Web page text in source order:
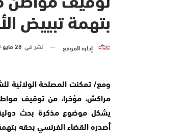
بتهمة تبييض
إدارة الموقع نشر في 28 مايو 2018 الساعة 7 و 50 دقيقة
ومع/ تمكنت المصلحة الولائية
مراكش، مؤخرا، من توقيف
يشكل موضوع مذكرة بحث
أصدره القضاء الفرنسي بحقه